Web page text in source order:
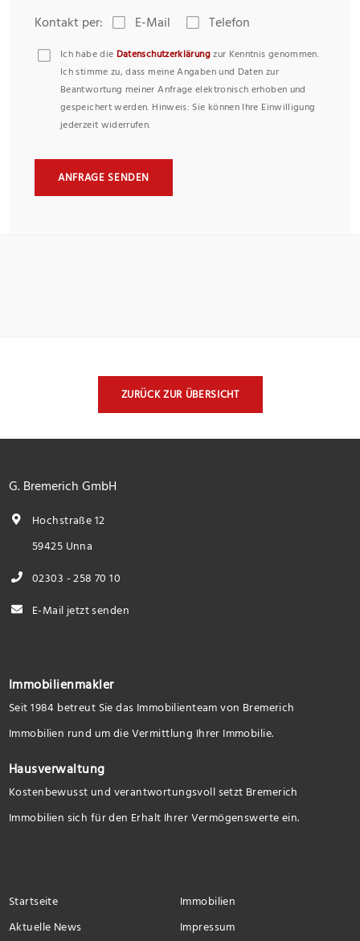
Kontakt per: E-Mail Telefon
Ich habe die Datenschutzerklärungzur Kenntnis genommen.
Ich stimme zu, dass meine Angaben und Daten zur
Beantwortung meiner Anfrage elektronisch erhoben und
gespeichert werden. Hinweis: Sie können Ihre Einwilligung
jederzeit widerrufen.
ANFRAGE SENDEN
ZURÜCK ZUR ÜBERSICHT
G. Bremerich GmbH
Hochstraße 12
59425 Unna
02303 - 258 70 10
E-Mail jetzt senden
Immobilienmakler
Seit 1984 betreut Sie das Immobilienteam von Bremerich
Immobilien rund um die Vermittlung Ihrer Immobilie.
Hausverwaltung
Kostenbewusst und verantwortungsvoll setzt Bremerich
Immobilien sich für den Erhalt Ihrer Vermögenswerte ein.
Startseite
Immobilien
Aktuelle News
Impressum